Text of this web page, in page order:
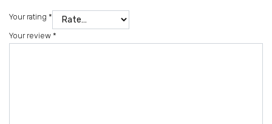
Your rating *
Your review *